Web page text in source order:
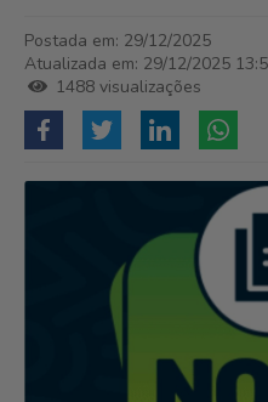
Postada em: 29/12/2025
Atualizada em: 29/12/2025
1488 visualizações